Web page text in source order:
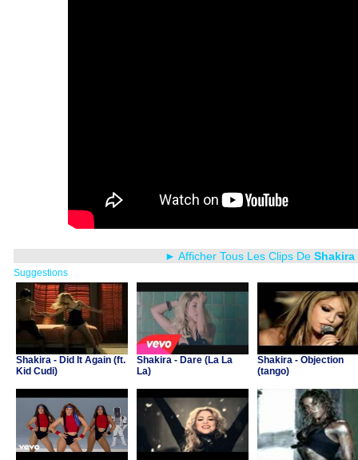
► Afficher Tous Les Clips De Shakira
Suggestions
Shakira - Did It Again (ft.
Kid Cudi)
Shakira - Dare (La La
La)
Shakira - Objection
(tango)